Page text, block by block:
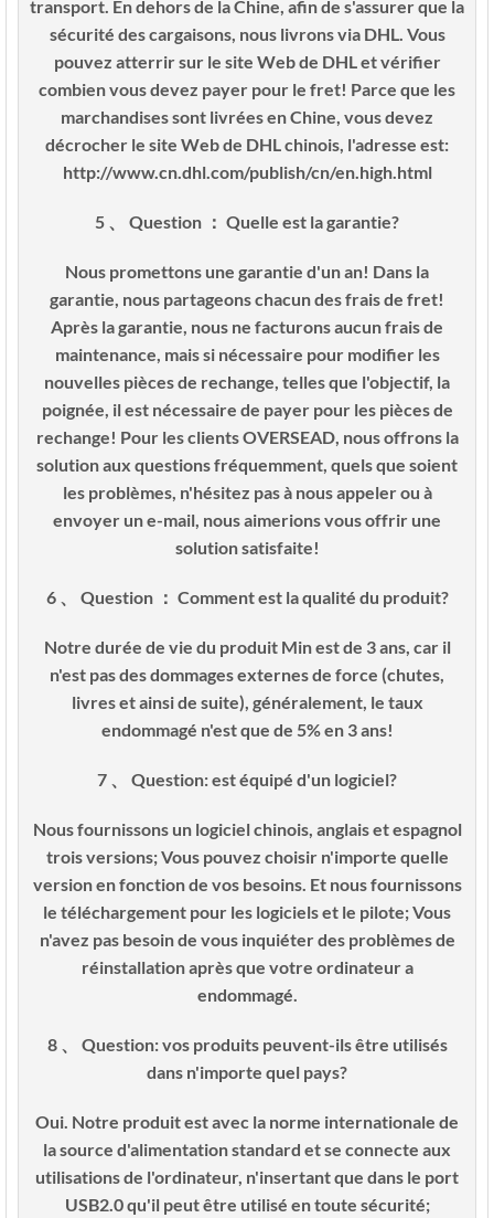
transport. En dehors de la Chine, afin de s'assurer que la
sécurité des cargaisons, nous livrons via DHL. Vous
pouvez atterrir sur le site Web de DHL et vérifier
combien vous devez payer pour le fret! Parce que les
marchandises sont livrées en Chine, vous devez
décrocher le site Web de DHL chinois, l'adresse est:
http://www.cn.dhl.com/publish/cn/en.high.html
5 、 Question ： Quelle est la garantie?
Nous promettons une garantie d'un an! Dans la
garantie, nous partageons chacun des frais de fret!
Après la garantie, nous ne facturons aucun frais de
maintenance, mais si nécessaire pour modifier les
nouvelles pièces de rechange, telles que l'objectif, la
poignée, il est nécessaire de payer pour les pièces de
rechange! Pour les clients OVERSEAD, nous offrons la
solution aux questions fréquemment, quels que soient
les problèmes, n'hésitez pas à nous appeler ou à
envoyer un e-mail, nous aimerions vous offrir une
solution satisfaite!
6 、 Question ： Comment est la qualité du produit?
Notre durée de vie du produit Min est de 3 ans, car il
n'est pas des dommages externes de force (chutes,
livres et ainsi de suite), généralement, le taux
endommagé n'est que de 5% en 3 ans!
7 、 Question: est équipé d'un logiciel?
Nous fournissons un logiciel chinois, anglais et espagnol
trois versions; Vous pouvez choisir n'importe quelle
version en fonction de vos besoins. Et nous fournissons
le téléchargement pour les logiciels et le pilote; Vous
n'avez pas besoin de vous inquiéter des problèmes de
réinstallation après que votre ordinateur a
endommagé.
8 、 Question: vos produits peuvent-ils être utilisés
dans n'importe quel pays?
Oui. Notre produit est avec la norme internationale de
la source d'alimentation standard et se connecte aux
utilisations de l'ordinateur, n'insertant que dans le port
USB2.0 qu'il peut être utilisé en toute sécurité;